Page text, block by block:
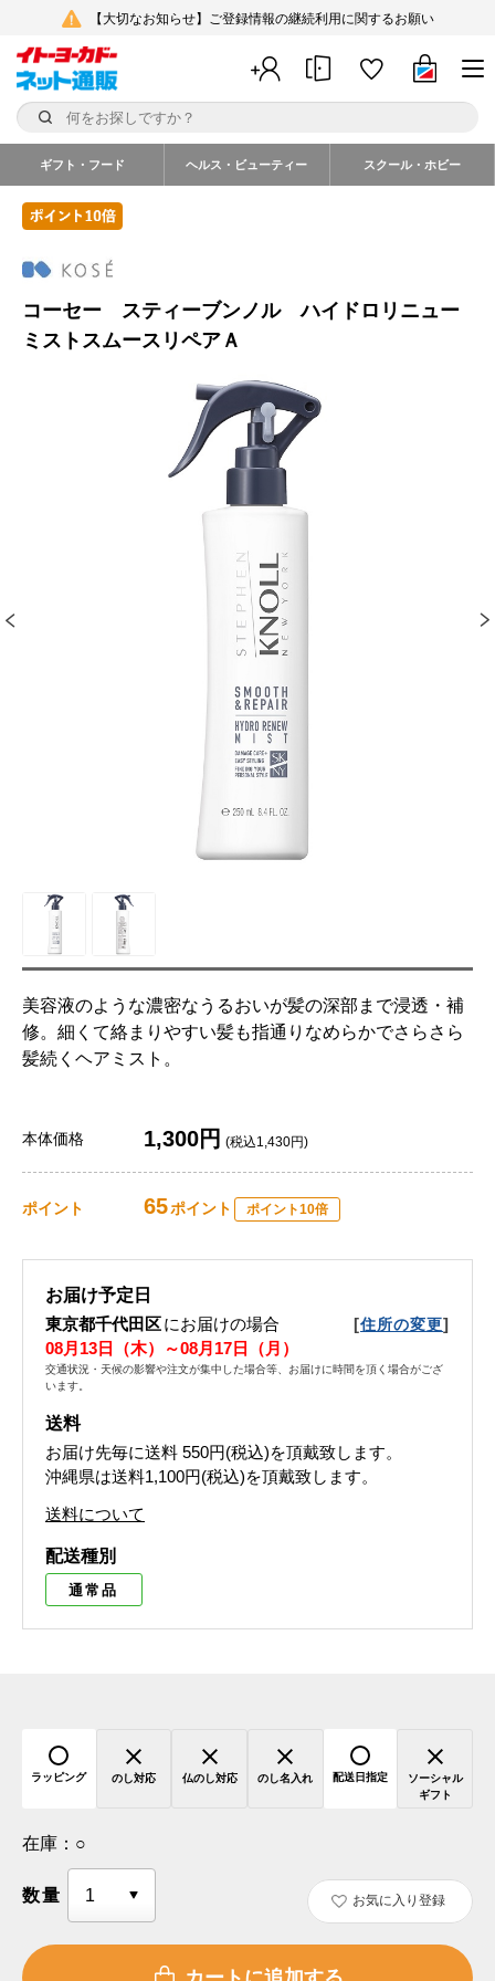
【大切なお知らせ】ご登録情報の継続利用に関するお願い
ギフト・フード ヘルス・ビューティー スクール・ホビー
コーセー スティーブンノル ハイドロリニュー
ミストスムースリペアＡ
美容液のような濃密なうるおいが髪の深部まで浸透・補
修。細くて絡まりやすい髪も指通りなめらかでさらさら
髪続くヘアミスト。
本体価格 1,300円 (税込1,430円)
ポイント 65ポイント ポイント10倍
お届け予定日
東京都千代田区にお届けの場合 [住所の変更]
08月13日（木）～08月17日（月）
交通状況・天候の影響や注文が集中した場合等、お届けに時間を頂く場合がござ
います。
送料
お届け先毎に送料 550円(税込)を頂戴致します。
沖縄県は送料1,100円(税込)を頂戴致します。
送料について
配送種別
通常品
ラッピング のし対応 仏のし対応 のし名入れ 配送日指定
ソーシャル
ギフト
在庫： ○
数量 お気に入り登録